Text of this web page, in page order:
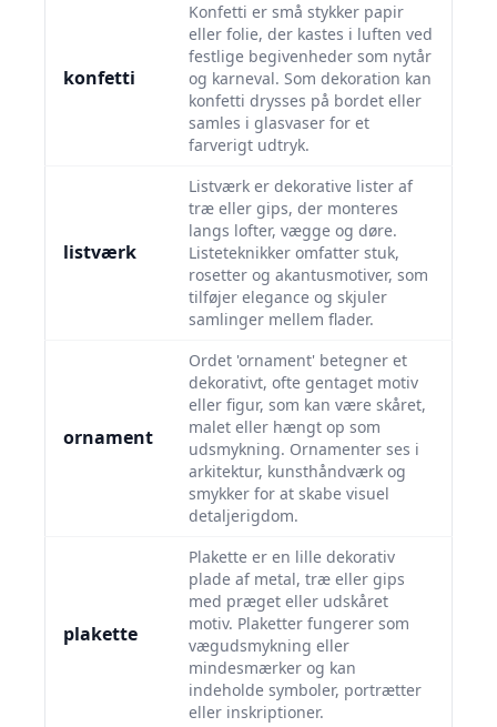
konfetti
Konfetti er små stykker papir
eller folie, der kastes i luften ved
festlige begivenheder som nytår
og karneval. Som dekoration kan
konfetti drysses på bordet eller
samles i glasvaser for et
farverigt udtryk.
listværk
Listværk er dekorative lister af
træ eller gips, der monteres
langs lofter, vægge og døre.
Listeteknikker omfatter stuk,
rosetter og akantusmotiver, som
tilføjer elegance og skjuler
samlinger mellem flader.
ornament
Ordet 'ornament' betegner et
dekorativt, ofte gentaget motiv
eller figur, som kan være skåret,
malet eller hængt op som
udsmykning. Ornamenter ses i
arkitektur, kunsthåndværk og
smykker for at skabe visuel
detaljerigdom.
plakette
Plakette er en lille dekorativ
plade af metal, træ eller gips
med præget eller udskåret
motiv. Plaketter fungerer som
vægudsmykning eller
mindesmærker og kan
indeholde symboler, portrætter
eller inskriptioner.